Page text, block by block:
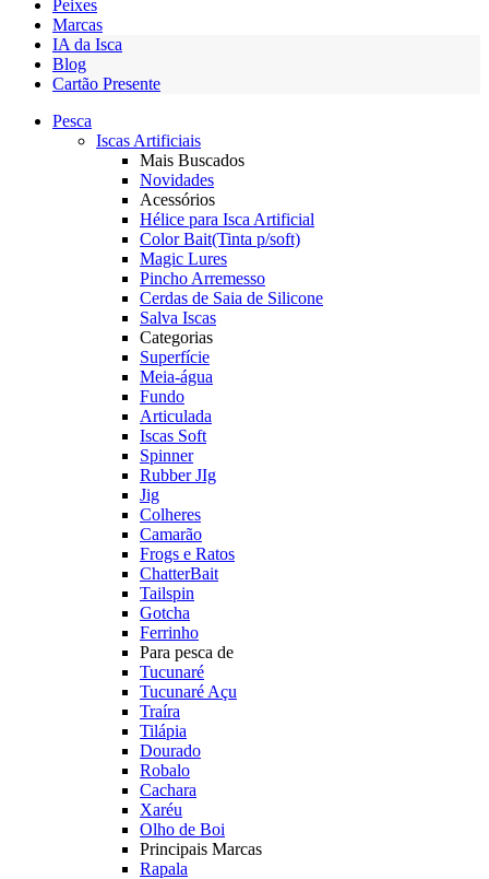
Peixes
Marcas
IA da Isca
Blog
Cartão Presente
Pesca
Iscas Artificiais
Mais Buscados
Novidades
Acessórios
Hélice para Isca Artificial
Color Bait(Tinta p/soft)
Magic Lures
Pincho Arremesso
Cerdas de Saia de Silicone
Salva Iscas
Categorias
Superfície
Meia-água
Fundo
Articulada
Iscas Soft
Spinner
Rubber JIg
Jig
Colheres
Camarão
Frogs e Ratos
ChatterBait
Tailspin
Gotcha
Ferrinho
Para pesca de
Tucunaré
Tucunaré Açu
Traíra
Tilápia
Dourado
Robalo
Cachara
Xaréu
Olho de Boi
Principais Marcas
Rapala